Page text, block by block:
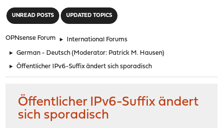
UNREAD POSTS UPDATED TOPICS
OPNsense Forum ► International Forums
► German - Deutsch (Moderator: Patrick M. Hausen)
► Öffentlicher IPv6-Suffix ändert sich sporadisch
Öffentlicher IPv6-Suffix ändert
sich sporadisch